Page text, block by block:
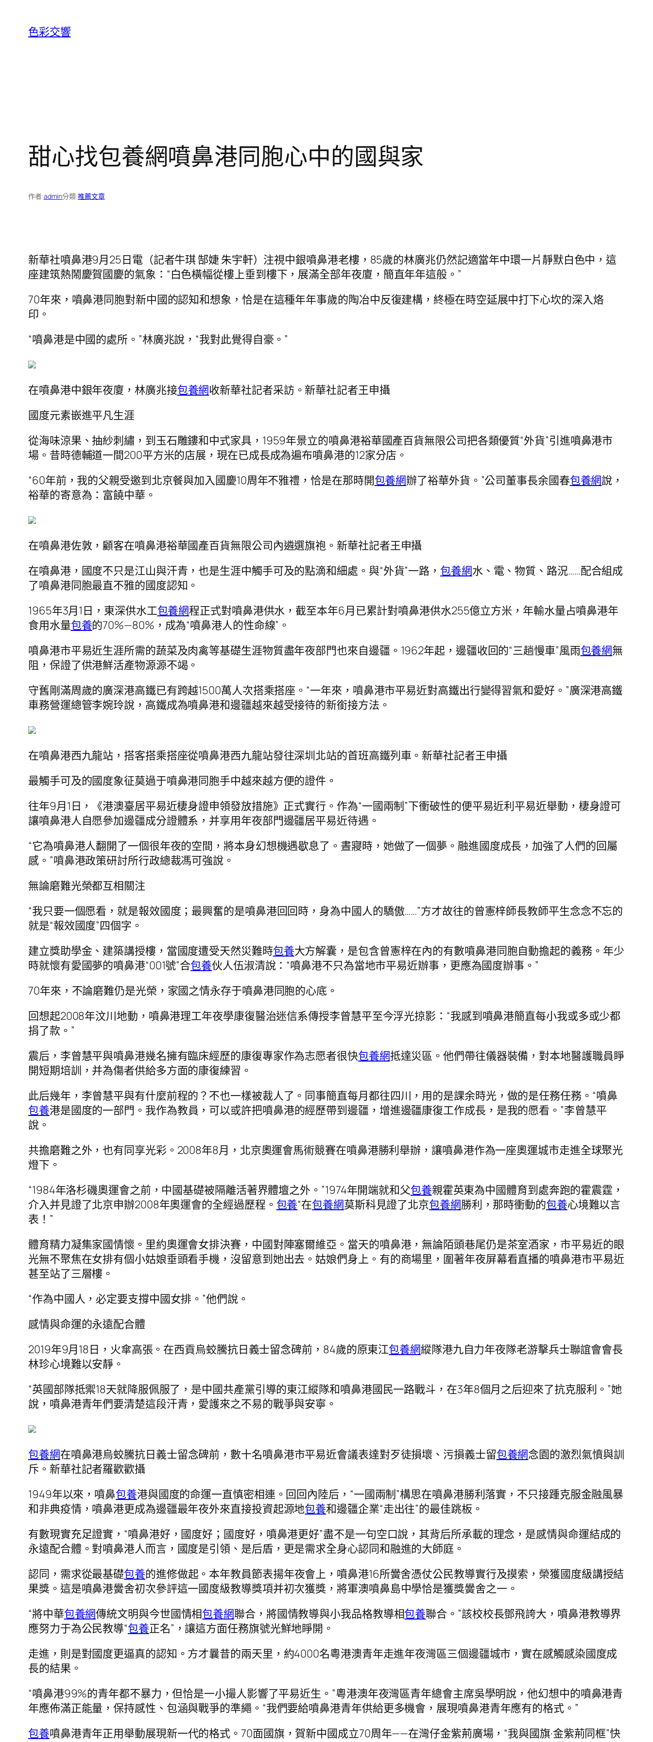
色彩交響
甜心找包養網噴鼻港同胞心中的國與家
作者:admin分類:推薦文章
新華社噴鼻港9月25日電（記者牛琪 郜婕 朱宇軒）注視中銀噴鼻港老樓，85歲的林廣兆仍然記適當年中環一片靜默白色中，這
座建筑熱鬧慶賀國慶的氣象：“白色橫幅從樓上垂到樓下，展滿全部年夜廈，簡直年年這般。”
70年來，噴鼻港同胞對新中國的認知和想象，恰是在這種年年事歲的陶冶中反復建構，終極在時空延展中打下心坎的深入烙
印。
“噴鼻港是中國的處所。”林廣兆說，“我對此覺得自豪。”
在噴鼻港中銀年夜廈，林廣兆接包養網收新華社記者采訪。新華社記者王申攝
國度元素嵌進平凡生涯
從海味涼果、抽紗刺繡，到玉石雕鏤和中式家具，1959年景立的噴鼻港裕華國產百貨無限公司把各類優質“外貨”引進噴鼻港市
場。昔時德輔道一間200平方米的店展，現在已成長成為遍布噴鼻港的12家分店。
“60年前，我的父親受邀到北京餐與加入國慶10周年不雅禮，恰是在那時開包養網辦了裕華外貨。”公司董事長余國春包養網說，
裕華的寄意為：富饒中華。
在噴鼻港佐敦，顧客在噴鼻港裕華國產百貨無限公司內遴選旗袍。新華社記者王申攝
在噴鼻港，國度不只是江山與汗青，也是生涯中觸手可及的點滴和細處。與“外貨”一路， 包養網水、電、物質、路況……配合組成
了噴鼻港同胞最直不雅的國度認知。
1965年3月1日，東深供水工包養網程正式對噴鼻港供水，截至本年6月已累計對噴鼻港供水255億立方米，年輸水量占噴鼻港年
食用水量包養的70%—80%，成為“噴鼻港人的性命線”。
噴鼻港市平易近生涯所需的蔬菜及肉禽等基礎生涯物質盡年夜部門也來自邊疆。1962年起，邊疆收回的“三趟慢車”風雨包養網無
阻，保證了供港鮮活產物源源不竭。
守舊剛滿周歲的廣深港高鐵已有跨越1500萬人次搭乘搭座。“一年來，噴鼻港市平易近對高鐵出行變得習氣和愛好。”廣深港高鐵
車務營運總管李婉玲說，高鐵成為噴鼻港和邊疆越來越受接待的新銜接方法。
在噴鼻港西九龍站，搭客搭乘搭座從噴鼻港西九龍站發往深圳北站的首班高鐵列車。新華社記者王申攝
最觸手可及的國度象征莫過于噴鼻港同胞手中越來越方便的證件。
往年9月1日，《港澳臺居平易近棲身證申領發放措施》正式實行。作為“一國兩制”下衝破性的便平易近利平易近舉動，棲身證可
讓噴鼻港人自愿參加邊疆成分證體系，并享用年夜部門邊疆居平易近待遇。
“它為噴鼻港人翻開了一個很年夜的空間，將本身幻想機遇歇息了。晝寢時，她做了一個夢。融進國度成長，加強了人們的回屬
感。”噴鼻港政策研討所行政總裁馮可強說。
無論磨難光榮都互相關注
“我只要一個愿看，就是報效國度；最興奮的是噴鼻港回回時，身為中國人的驕傲……”方才故往的曾憲梓師長教師平生念念不忘的
就是“報效國度”四個字。
建立獎助學金、建築講授樓，當國度遭受天然災難時包養大方解囊，是包含曾憲梓在內的有數噴鼻港同胞自動擔起的義務。年少
時就懷有愛國夢的噴鼻港“001號”合包養伙人伍淑清說：“噴鼻港不只為當地市平易近辦事，更應為國度辦事。”
70年來，不論磨難仍是光榮，家國之情永存于噴鼻港同胞的心底。
回想起2008年汶川地動，噴鼻港理工年夜學康復醫治迷信系傳授李曾慧平至今浮光掠影：“我感到噴鼻港簡直每小我或多或少都
捐了款。”
震后，李曾慧平與噴鼻港幾名擁有臨床經歷的康復專家作為志愿者很快包養網抵達災區。他們帶往儀器裝備，對本地醫護職員睜
開短期培訓，并為傷者供給多方面的康復練習。
此后幾年，李曾慧平與有什麼前程的？不也一樣被裁人了。同事簡直每月都往四川，用的是課余時光，做的是任務任務。“噴鼻
包養港是國度的一部門。我作為教員，可以或許把噴鼻港的經歷帶到邊疆，增進邊疆康復工作成長，是我的愿看。”李曾慧平
說。
共擔磨難之外，也有同享光彩。2008年8月，北京奧運會馬術競賽在噴鼻港勝利舉辦，讓噴鼻港作為一座奧運城市走進全球聚光
燈下。
“1984年洛杉磯奧運會之前，中國基礎被隔離活著界體壇之外。”1974年開端就和父包養親霍英東為中國體育到處奔跑的霍震霆，
介入并見證了北京申辦2008年奧運會的全經過歷程。 包養“在包養網莫斯科見證了北京包養網勝利，那時衝動的包養心境難以言
表！”
體育精力凝集家國情懷。里約奧運會女排決賽，中國對陣塞爾維亞。當天的噴鼻港，無論陌頭巷尾仍是茶室酒家，市平易近的眼
光無不聚焦在女排有個小姑娘垂頭看手機，沒留意到她出去。姑娘們身上。有的商場里，圍著年夜屏幕看直播的噴鼻港市平易近
甚至站了三層樓。
“作為中國人，必定要支撐中國女排。”他們說。
感情與命運的永遠配合體
2019年9月18日，火傘高張。在西貢烏蛟騰抗日義士留念碑前，84歲的原東江包養網縱隊港九自力年夜隊老游擊兵士聯誼會會長
林珍心境難以安靜。
“英國部隊抵禦18天就降服佩服了，是中國共產黨引導的東江縱隊和噴鼻港國民一路戰斗，在3年8個月之后迎來了抗克服利。”她
說，噴鼻港青年們要清楚這段汗青，愛護來之不易的戰爭與安寧。
包養網在噴鼻港烏蛟騰抗日義士留念碑前，數十名噴鼻港市平易近會議表達對歹徒損壞、污損義士留包養網念園的激烈氣憤與訓
斥。新華社記者羅歡歡攝
1949年以來，噴鼻包養港與國度的命運一直慎密相連。回回內陸后，“一國兩制”構思在噴鼻港勝利落實，不只接踵克服金融風暴
和非典疫情，噴鼻港更成為邊疆最年夜外來直接投資起源地包養和邊疆企業“走出往”的最佳跳板。
有數現實充足證實，“噴鼻港好，國度好；國度好，噴鼻港更好”盡不是一句空口說，其背后所承載的理念，是感情與命運結成的
永遠配合體。對噴鼻港人而言，國度是引領、是后盾，更是需求全身心認同和融進的大師庭。
認同，需求從最基礎包養的進修做起。本年教員節表揚年夜會上，噴鼻港16所黌舍憑仗公民教導實行及摸索，榮獲國度級講授結
果獎。這是噴鼻港黌舍初次參評這一國度級教導獎項并初次獲獎，將軍澳噴鼻島中學恰是獲獎黌舍之一。
“將中華包養網傳統文明與今世國情相包養網聯合，將國情教導與小我品格教導相包養聯合。”該校校長鄧飛誇大，噴鼻港教導界
應努力于為公民教導“包養正名”，讓這方面任務旗號光鮮地睜開。
走進，則是對國度更逼真的認知。方才曩昔的兩天里，約4000名粵港澳青年走進年夜灣區三個邊疆城市，實在感觸感染國度成
長的結果。
“噴鼻港99%的青年都不暴力，但恰是一小撮人影響了平易近生。”粵港澳年夜灣區青年總會主席吳學明說，他幻想中的噴鼻港青
年應佈滿正能量，保持感性、包涵與戰爭的準繩。“我們要給噴鼻港青年供給更多機會，展現噴鼻港青年應有的格式。”
包養噴鼻港青年正用舉動展現新一代的格式。70面國旗，賀新中國成立70周年——在灣仔金紫荊廣場，“我與國旗·金紫荊同框”快